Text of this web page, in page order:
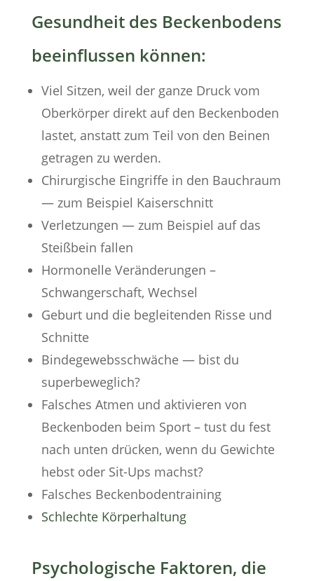
Gesundheit des Beckenbodens
beeinflussen können:
Viel Sitzen, weil der ganze Druck vom
Oberkörper direkt auf den Beckenboden
lastet, anstatt zum Teil von den Beinen
getragen zu werden.
Chirurgische Eingriffe in den Bauchraum
— zum Beispiel Kaiserschnitt
Verletzungen — zum Beispiel auf das
Steißbein fallen
Hormonelle Veränderungen –
Schwangerschaft, Wechsel
Geburt und die begleitenden Risse und
Schnitte
Bindegewebsschwäche — bist du
superbeweglich?
Falsches Atmen und aktivieren von
Beckenboden beim Sport – tust du fest
nach unten drücken, wenn du Gewichte
hebst oder Sit-Ups machst?
Falsches Beckenbodentraining
Schlechte Körperhaltung
Psychologische Faktoren, die